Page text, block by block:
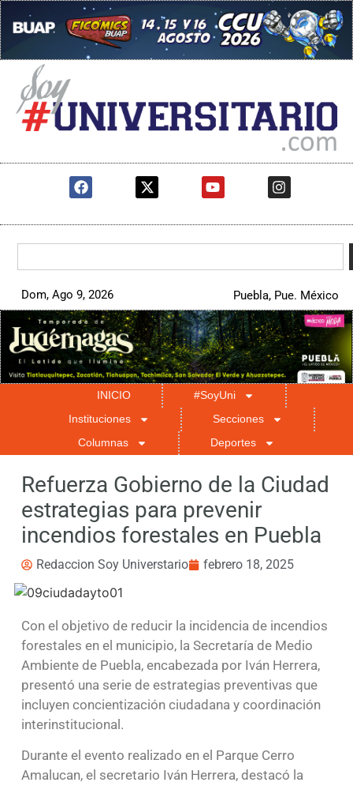
Dom, Ago 9, 2026 Puebla, Pue. México
INICIO
#SoyUni
Instituciones
Secciones
Columnas
Deportes
Refuerza Gobierno de la Ciudad
estrategias para prevenir
incendios forestales en Puebla
Redaccion Soy Universtario febrero 18, 2025
Con el objetivo de reducir la incidencia de incendios
forestales en el municipio, la Secretaría de Medio
Ambiente de Puebla, encabezada por Iván Herrera,
presentó una serie de estrategias preventivas que
incluyen concientización ciudadana y coordinación
interinstitucional.
Durante el evento realizado en el Parque Cerro
Amalucan, el secretario Iván Herrera, destacó la